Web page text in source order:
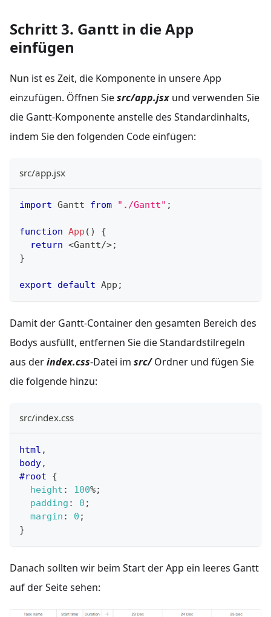
Schritt 3. Gantt in die App
einfügen
Nun ist es Zeit, die Komponente in unsere App
einzufügen. Öffnen Siesrc/app.jsx und verwenden Sie
die Gantt-Komponente anstelle des Standardinhalts,
indem Sie den folgenden Code einfügen:
src/app.jsx
import Gantt from "./Gantt" ;
function App ( )
{
return <Gantt/>;
}
export default App ;
Damit der Gantt-Container den gesamten Bereich des
Bodys ausfüllt, entfernen Sie die Standardstilregeln
aus derindex.css-Datei im src/Ordner und fügen Sie
die folgende hinzu:
src/index.css
html ,
body,
#root
{
height : 100%;
padding : 0 ;
margin : 0 ;
}
Danach sollten wir beim Start der App ein leeres Gantt
auf der Seite sehen: